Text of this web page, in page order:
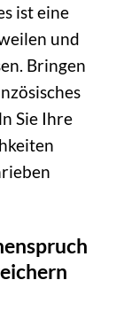
ist eine
und
Bringen
Sie Ihre